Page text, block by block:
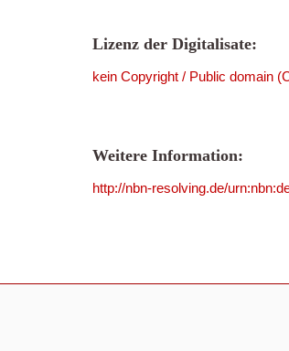
Lizenz der Digitalisate:
kein Copyright / Public domain
Weitere Information:
http://nbn-resolving.de/